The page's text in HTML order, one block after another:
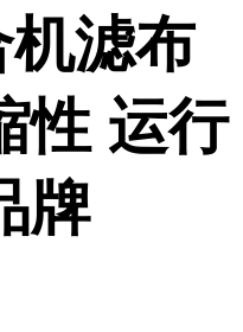
滤布
性 运行
牌